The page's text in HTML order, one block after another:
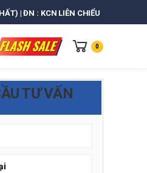
| ĐN : KCN LIÊN CHIỂU
0
TƯ VẤN